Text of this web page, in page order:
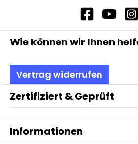
Wie können wir Ihnen
Vertrag widerrufen
Zertifiziert & Geprüft
Informationen